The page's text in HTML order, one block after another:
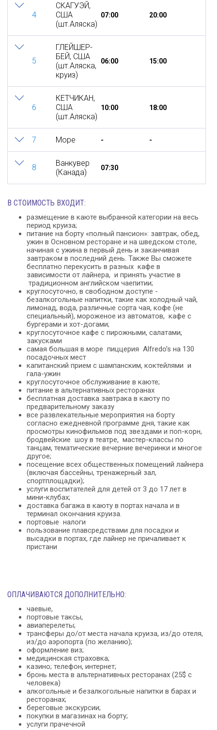
4
СКАГУЭЙ,
США
(шт.Аляска)
07:00 20:00
5
ГЛЕЙШЕР-
БЕЙ, США
(шт.Аляска,
круиз)
06:00 15:00
6
КЕТЧИКАН,
США
(шт.Аляска)
10:00 18:00
7 Море - -
8
Ванкувер
(Канада)
07:30
В СТОИМОСТЬ ВХОДИТ:
размещение в каюте выбранной категории на весь
период круиза;
питание на борту «полный пансион»: завтрак, обед,
ужин в Основном ресторане и на шведском столе,
начиная с ужина в первый день и заканчивая
завтраком в последний день. Также Вы сможете
бесплатно перекусить в разных кафе в
зависимости от лайнера, и принять участие в
традиционном английском чаепитии;
круглосуточно, в свободном доступе -
безалкогольные напитки, такие как холодный чай,
лимонад, вода, различные сорта чая, кофе (не
специальный), мороженое из автоматов, кафе с
бургерами и хот-догами;
круглосуточное кафе с пирожными, салатами,
закусками
самая большая в море пиццерия Alfredo’s на 130
посадочных мест
капитанский прием с шампанским, коктейлями и
гала-ужин
круглосуточное обслуживание в каюте;
питание в альтернативных ресторанах
бесплатная доставка завтрака в каюту по
предварительному заказу
все развлекательные мероприятия на борту
согласно ежедневной программе дня, такие как
просмотры кинофильмов под звездами и поп-корн,
бродвейские шоу в театре, мастер-классы по
танцам, тематические вечерние вечеринки и многое
другое;
посещение всех общественных помещений лайнера
(включая бассейны, тренажерный зал,
спортплощадки);
услуги воспитателей для детей от 3 до 17 лет в
мини-клубах;
доставка багажа в каюту в портах начала и в
терминал окончания круиза.
портовые налоги
пользование плавсредствами для посадки и
высадки в портах, где лайнер не причаливает к
пристани
ОПЛАЧИВАЮТСЯ ДОПОЛНИТЕЛЬНО:
чаевые,
портовые таксы,
авиаперелеты;
трансферы до/от места начала круиза, из/до отеля,
из/до аэропорта (по желанию);
оформление виз;
медицинская страховка;
казино; телефон, интернет;
бронь места в альтернативных ресторанах (25$ с
человека)
алкогольные и безалкогольные напитки в барах и
ресторанах;
береговые экскурсии;
покупки в магазинах на борту;
услуги прачечной